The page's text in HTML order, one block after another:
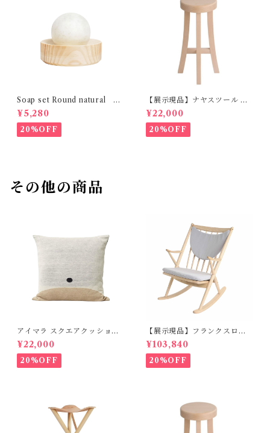
Soap set Round natural H
ETKINEN
¥5,280
20%OFF
【展示現品】ナヤスツール M
GREENHOLT
¥22,000
20%OFF
その他の商品
アイマラ スクエアクッショ
ン FORM＆REFINE
¥22,000
20%OFF
【展示現品】フランクスロッ
キング GREENHOLT
¥103,840
20%OFF